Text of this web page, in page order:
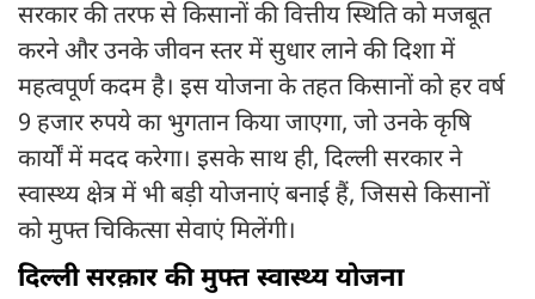
सरकार की तरफ से किसानों की वित्तीय स्थिति को मजबूत
करने और उनके जीवन स्तर में सुधार लाने की दिशा में
महत्वपूर्ण कदम है। इस योजना के तहत किसानों को हर वर्ष
9 हजार रुपये का भुगतान किया जाएगा, जो उनके कृषि
कार्यों में मदद करेगा। इसके साथ ही, दिल्ली सरकार ने
स्वास्थ्य क्षेत्र में भी बड़ी योजनाएं बनाई हैं, जिससे किसानों
को मुफ्त चिकित्सा सेवाएं मिलेंगी।
दिल्ली सरक़ार की मुफ्त स्वास्थ्य योजना